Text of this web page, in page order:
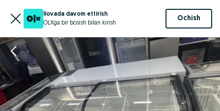
Ilovada davom ettirish
OLXga bir bosish bilan kirish
Ochish